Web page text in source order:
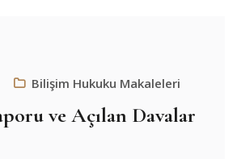
Bilişim Hukuku Makaleleri
ve Açılan Davalar